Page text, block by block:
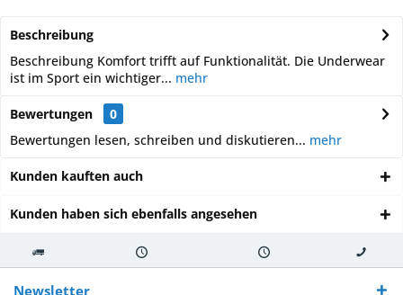
Beschreibung
Beschreibung Komfort trifft auf Funktionalität. Die Underwear
ist im Sport ein wichtiger... mehr
Bewertungen
0
Bewertungen lesen, schreiben und diskutieren... mehr
Kunden kauften auch
Kunden haben sich ebenfalls angesehen
Kostenloser
Versand ab €
Versand innerhalb von Versand von So erreichen
Sie uns 0160
Newsletter